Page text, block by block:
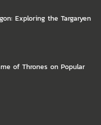
Exploring the Targaryen
of Thrones on Popular